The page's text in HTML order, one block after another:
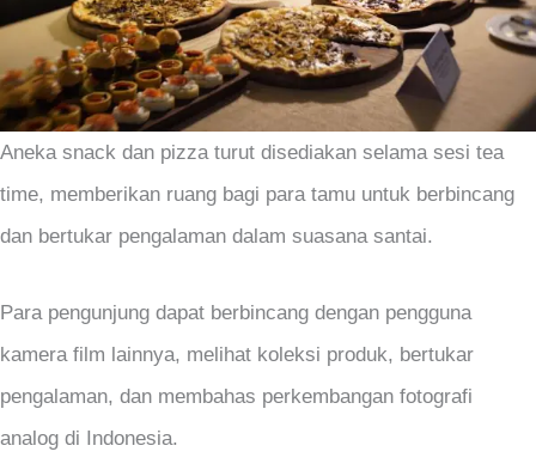
Aneka snack dan pizza turut disediakan selama sesi tea
time, memberikan ruang bagi para tamu untuk berbincang
dan bertukar pengalaman dalam suasana santai.
Para pengunjung dapat berbincang dengan pengguna
kamera film lainnya, melihat koleksi produk, bertukar
pengalaman, dan membahas perkembangan fotografi
analog di Indonesia.